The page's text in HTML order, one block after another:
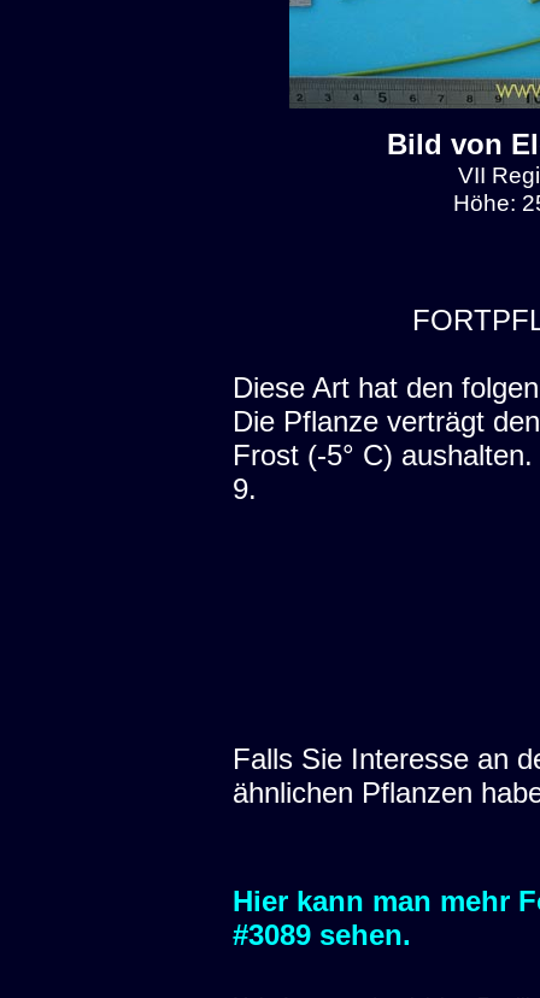
Bild von
VII
Höhe:
Diese Art hat den
Die Pflanze verträgt
Frost (-5° C)
9.
Falls Sie Interesse an
ähnlichen Pflanzen
Hier kann man mehr
#3089 sehen.